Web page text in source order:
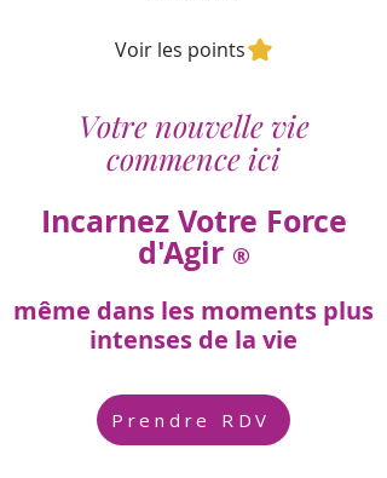
Voir les points
Votre nouvelle vie
commence ici
Incarnez Votre Force
d'Agir ®
même dans les moments plus
intenses de la vie
Prendre RDV